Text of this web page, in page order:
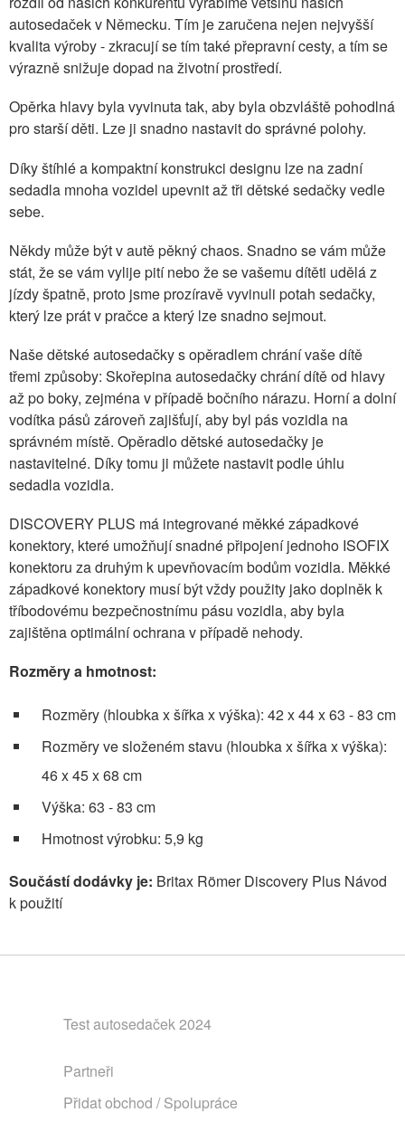
autosedaček v Německu. Tím je zaručena nejen nejvyšší
kvalita výroby - zkracují se tím také přepravní cesty, a tím se
výrazně snižuje dopad na životní prostředí.
Opěrka hlavy byla vyvinuta tak, aby byla obzvláště pohodlná
pro starší děti. Lze ji snadno nastavit do správné polohy.
Díky štíhlé a kompaktní konstrukci designu lze na zadní
sedadla mnoha vozidel upevnit až tři dětské sedačky vedle
sebe.
Někdy může být v autě pěkný chaos. Snadno se vám může
stát, že se vám vylije pití nebo že se vašemu dítěti udělá z
jízdy špatně, proto jsme prozíravě vyvinuli potah sedačky,
který lze prát v pračce a který lze snadno sejmout.
Naše dětské autosedačky s opěradlem chrání vaše dítě
třemi způsoby: Skořepina autosedačky chrání dítě od hlavy
až po boky, zejména v případě bočního nárazu. Horní a dolní
vodítka pásů zároveň zajišťují, aby byl pás vozidla na
správném místě. Opěradlo dětské autosedačky je
nastavitelné. Díky tomu ji můžete nastavit podle úhlu
sedadla vozidla.
DISCOVERY PLUS má integrované měkké západkové
konektory, které umožňují snadné připojení jednoho ISOFIX
konektoru za druhým k upevňovacím bodům vozidla. Měkké
západkové konektory musí být vždy použity jako doplněk k
tříbodovému bezpečnostnímu pásu vozidla, aby byla
zajištěna optimální ochrana v případě nehody.
Rozměry a hmotnost:
Rozměry (hloubka x šířka x výška): 42 x 44 x 63 - 83 cm
Rozměry ve složeném stavu (hloubka x šířka x výška):
46 x 45 x 68 cm
Výška: 63 - 83 cm
Hmotnost výrobku: 5,9 kg
Součástí dodávky je: Britax Römer Discovery Plus Návod
k použití
Test autosedaček 2024
Partneři
Přidat obchod / Spolupráce